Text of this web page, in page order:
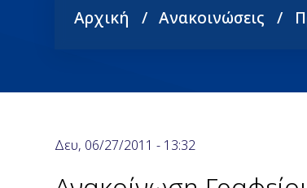
Breadcrumb
Αρχική Ανακοινώσεις
Δευ, 06/27/2011 - 13:32